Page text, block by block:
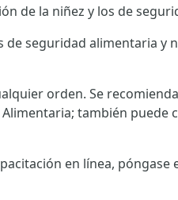
de la niñez y los de
de seguridad alimentaria y
orden. Se
también puede
en línea, póngase